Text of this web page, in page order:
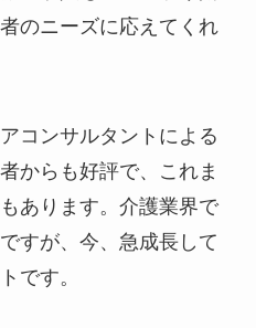
のニーズに応えてくれ
コンサルタントによる
からも好評で、これま
あります。介護業界で
すが、今、急成長して
です。